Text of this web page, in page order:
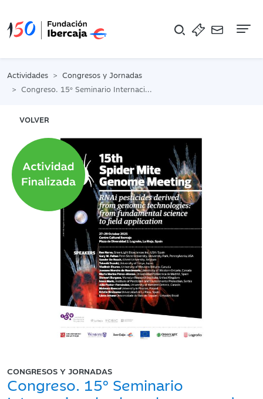
Actividades
Congresos y Jornadas
Congreso. 15º Seminario Internacional sobre el genoma de la araña roja
VOLVER
CONGRESOS Y JORNADAS
Congreso. 15º Seminario